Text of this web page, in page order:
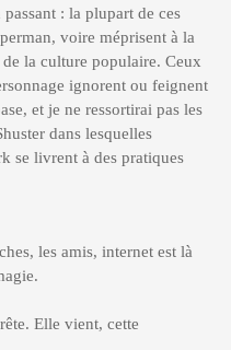
: la plupart de ces
voire méprisent à la
la culture populaire. Ceux
ignorent ou feignent
et je ne ressortirai pas les
dans lesquelles
se livrent à des pratiques
les amis, internet est là
Elle vient, cette